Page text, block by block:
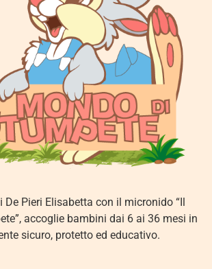
Pieri Elisabetta con il micronido “Il
accoglie bambini dai 6 ai 36 mesi in
sicuro, protetto ed educativo.